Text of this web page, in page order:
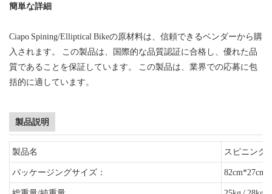
簡単な詳細
Ciapo Spining/Elliptical Bikeの原材料は、信頼できるベンダーから購
入されます。 この製品は、国際的な品質認証に合格し、優れた品
質であることを保証しています。 この製品は、業界での応募に包
括的に適しています。
製品説明
製品名 スピニング
パッケージングサイズ：